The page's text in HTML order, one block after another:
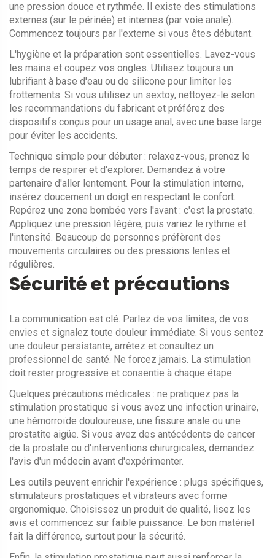
une pression douce et rythmée. Il existe des stimulations
externes (sur le périnée) et internes (par voie anale).
Commencez toujours par l'externe si vous êtes débutant.
L'hygiène et la préparation sont essentielles. Lavez-vous
les mains et coupez vos ongles. Utilisez toujours un
lubrifiant à base d'eau ou de silicone pour limiter les
frottements. Si vous utilisez un sextoy, nettoyez-le selon
les recommandations du fabricant et préférez des
dispositifs conçus pour un usage anal, avec une base large
pour éviter les accidents.
Technique simple pour débuter : relaxez-vous, prenez le
temps de respirer et d'explorer. Demandez à votre
partenaire d'aller lentement. Pour la stimulation interne,
insérez doucement un doigt en respectant le confort.
Repérez une zone bombée vers l'avant : c'est la prostate.
Appliquez une pression légère, puis variez le rythme et
l'intensité. Beaucoup de personnes préfèrent des
mouvements circulaires ou des pressions lentes et
régulières.
Sécurité et précautions
La communication est clé. Parlez de vos limites, de vos
envies et signalez toute douleur immédiate. Si vous sentez
une douleur persistante, arrêtez et consultez un
professionnel de santé. Ne forcez jamais. La stimulation
doit rester progressive et consentie à chaque étape.
Quelques précautions médicales : ne pratiquez pas la
stimulation prostatique si vous avez une infection urinaire,
une hémorroïde douloureuse, une fissure anale ou une
prostatite aigüe. Si vous avez des antécédents de cancer
de la prostate ou d'interventions chirurgicales, demandez
l'avis d'un médecin avant d'expérimenter.
Les outils peuvent enrichir l'expérience : plugs spécifiques,
stimulateurs prostatiques et vibrateurs avec forme
ergonomique. Choisissez un produit de qualité, lisez les
avis et commencez sur faible puissance. Le bon matériel
fait la différence, surtout pour la sécurité.